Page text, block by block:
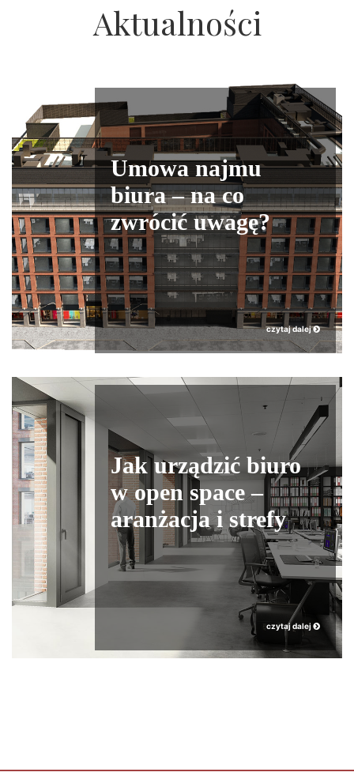
Aktualności
Umowa najmu
biura – na co
zwrócić uwagę?
czytaj dalej
Jak urządzić biuro
w open space –
aranżacja i strefy
czytaj dalej